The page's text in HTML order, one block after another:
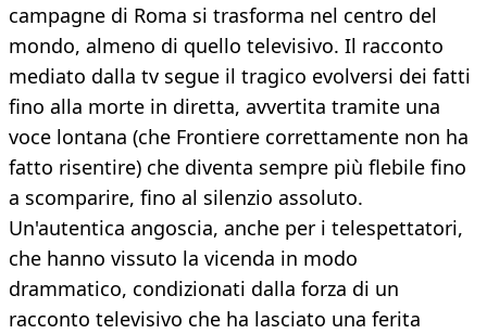
campagne di Roma si trasforma nel centro del
mondo, almeno di quello televisivo. Il racconto
mediato dalla tv segue il tragico evolversi dei fatti
fino alla morte in diretta, avvertita tramite una
voce lontana (che Frontiere correttamente non ha
fatto risentire) che diventa sempre più flebile fino
a scomparire, fino al silenzio assoluto.
Un'autentica angoscia, anche per i telespettatori,
che hanno vissuto la vicenda in modo
drammatico, condizionati dalla forza di un
racconto televisivo che ha lasciato una ferita